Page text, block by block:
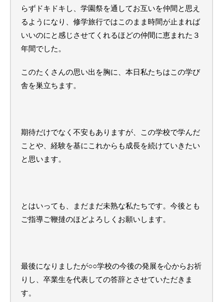
らずドキドキし、学園祭を通してお互いを仲間と思え
るようになり、修学旅行ではこのまま時間が止まれば
いいのにと感じさせてくれるほどの仲間に恵まれた３
年間でした。
このたくさんの思い出を胸に、本日私たちはこの学び
舎を巣立ちます。
期待だけでなく不安もありますが、この学校で学んだ
ことや、経験を基にこれからも成長を続けていきたい
と思います。
とはいっても、まだまだ未熟な私たちです。今後とも
ご指導ご鞭撻のほどよろしくお願いします。
最後になりましたが○○学校の今後の発展を心からお祈
りし、卒業生を代表しての答辞とさせていただきま
す。